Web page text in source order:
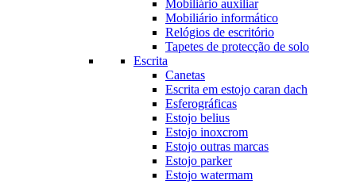
Mobiliário auxiliar
Mobiliário informático
Relógios de escritório
Tapetes de protecção de solo
Escrita
Canetas
Escrita em estojo caran dach
Esferográficas
Estojo belius
Estojo inoxcrom
Estojo outras marcas
Estojo parker
Estojo watermam